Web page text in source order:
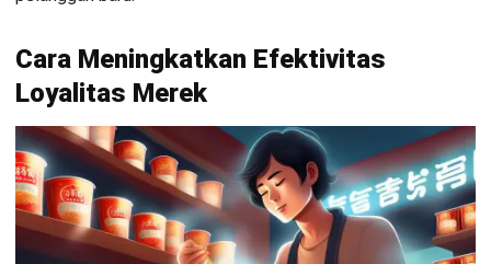
Membangun brand loyalty bukanlah hal yang mudah. Untuk
itu, software CRM menjadi pilihan teratas para pebisnis
dalam hal tools yang mendukung implementasi strategi
brand loyalty. Sebagai salah satu vendor CRM terbaik di
Indonesia,HashMicromenawarkan beragam keuntungan